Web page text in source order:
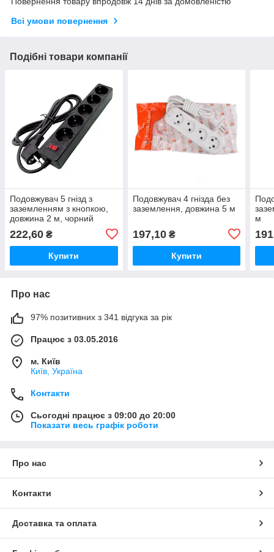
Всі умови повернення
Подібні товари компанії
Подовжувач 5 гнізд з
заземленням з кнопкою,
довжина 2 м, чорний
222,60 ₴
Купити
Подовжувач 4 гнізда без
заземлення, довжина 5 м
197,10₴
Купити
м
Про нас
97% позитивних з 341 відгука за рік
Працює з 03.05.2016
м. Київ
Київ, Україна
Контакти
Сьогодні працює з 09:00 до 20:00
Показати весь графік роботи
Про нас
Контакти
Доставка та оплата